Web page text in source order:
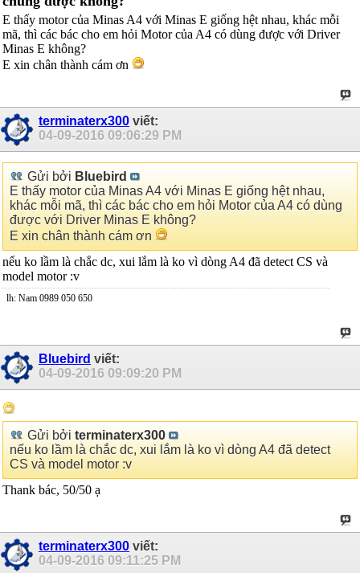
E thấy motor của Minas A4 với Minas E giống hệt nhau, khác mỗi
mã, thì các bác cho em hỏi Motor của A4 có dùng được với Driver
Minas E không?
E xin chân thành cám ơn
terminaterx300 viết:
04-09-2016 09:06:29 PM
Gửi bởi Bluebird
E thấy motor của Minas A4 với Minas E giống hệt nhau,
khác mỗi mã, thì các bác cho em hỏi Motor của A4 có dùng
được với Driver Minas E không?
E xin chân thành cám ơn
nếu ko lầm là chắc dc, xui lắm là ko vì dòng A4 đã detect CS và
model motor :v
lh: Nam 0989 050 650
Bluebird viết:
04-09-2016 09:09:20 PM
Gửi bởi terminaterx300
nếu ko lầm là chắc dc, xui lắm là ko vì dòng A4 đã detect
CS và model motor :v
Thank bác, 50/50 ạ
terminaterx300 viết:
04-09-2016 09:11:25 PM